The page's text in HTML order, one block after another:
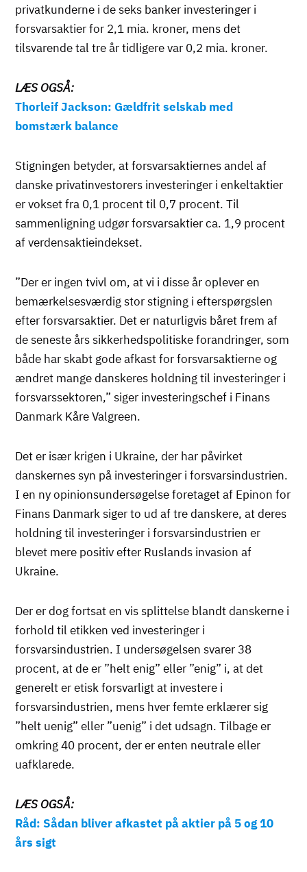
privatkunderne i de seks banker investeringer i
forsvarsaktier for 2,1 mia. kroner, mens det
tilsvarende tal tre år tidligere var 0,2 mia. kroner.
LÆS OGSÅ:
Thorleif Jackson: Gældfrit selskab med
bomstærk balance
Stigningen betyder, at forsvarsaktiernes andel af
danske privatinvestorers investeringer i enkeltaktier
er vokset fra 0,1 procent til 0,7 procent. Til
sammenligning udgør forsvarsaktier ca. 1,9 procent
af verdensaktieindekset.
”Der er ingen tvivl om, at vi i disse år oplever en
bemærkelsesværdig stor stigning i efterspørgslen
efter forsvarsaktier. Det er naturligvis båret frem af
de seneste års sikkerhedspolitiske forandringer, som
både har skabt gode afkast for forsvarsaktierne og
ændret mange danskeres holdning til investeringer i
forsvarssektoren,” siger investeringschef i Finans
Danmark Kåre Valgreen.
Det er især krigen i Ukraine, der har påvirket
danskernes syn på investeringer i forsvarsindustrien.
I en ny opinionsundersøgelse foretaget af Epinon for
Finans Danmark siger to ud af tre danskere, at deres
holdning til investeringer i forsvarsindustrien er
blevet mere positiv efter Ruslands invasion af
Ukraine.
Der er dog fortsat en vis splittelse blandt danskerne i
forhold til etikken ved investeringer i
forsvarsindustrien. I undersøgelsen svarer 38
procent, at de er ”helt enig” eller ”enig” i, at det
generelt er etisk forsvarligt at investere i
forsvarsindustrien, mens hver femte erklærer sig
”helt uenig” eller ”uenig” i det udsagn. Tilbage er
omkring 40 procent, der er enten neutrale eller
uafklarede.
LÆS OGSÅ:
Råd: Sådan bliver afkastet på aktier på 5 og 10
års sigt